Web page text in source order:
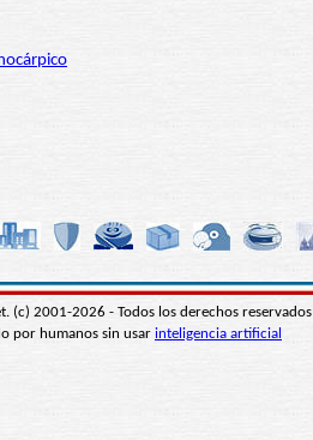
(c) 2001-2026 - Todos los derechos reservados
por humanos sin usar inteligencia artificial